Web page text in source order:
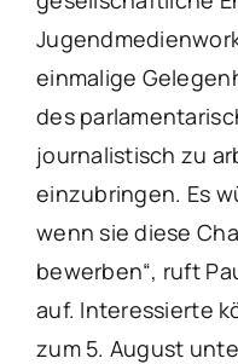
einmalige
des
journalistisch zu
einzubringen. Es
wenn sie diese
bewerben“, ruft
auf. Interessierte
zum 5. August